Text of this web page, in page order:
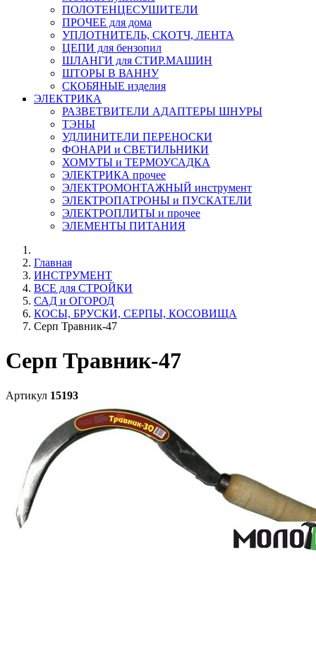
ПОЛОТЕНЦЕСУШИТЕЛИ
ПРОЧЕЕ для дома
УПЛОТНИТЕЛЬ, СКОТЧ, ЛЕНТА
ЦЕПИ для бензопил
ШЛАНГИ для СТИР.МАШИН
ШТОРЫ В ВАННУ
СКОБЯНЫЕ изделия
ЭЛЕКТРИКА
РАЗВЕТВИТЕЛИ АДАПТЕРЫ ШНУРЫ
ТЭНЫ
УДЛИНИТЕЛИ ПЕРЕНОСКИ
ФОНАРИ и СВЕТИЛЬНИКИ
ХОМУТЫ и ТЕРМОУСАДКА
ЭЛЕКТРИКА прочее
ЭЛЕКТРОМОНТАЖНЫЙ инструмент
ЭЛЕКТРОПАТРОНЫ и ПУСКАТЕЛИ
ЭЛЕКТРОПЛИТЫ и прочее
ЭЛЕМЕНТЫ ПИТАНИЯ
Главная
ИНСТРУМЕНТ
ВСЕ для СТРОЙКИ
САД и ОГОРОД
КОСЫ, БРУСКИ, СЕРПЫ, КОСОВИЩА
Серп Травник-47
Серп Травник-47
Артикул 15193